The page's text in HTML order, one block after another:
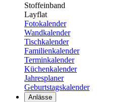
Stoffeinband
Layflat
Fotokalender
Wandkalender
Tischkalender
Familienkalender
Terminkalender
Küchenkalender
Jahresplaner
Geburtstagskalender
Anlässe